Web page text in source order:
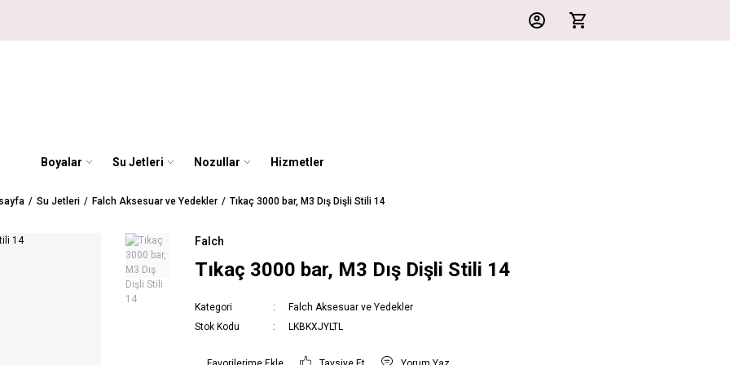
Boyalar Su Jetleri Nozullar Hizmetler
Su Jetleri Falch Aksesuar ve Yedekler Tıkaç 3000 bar, M3 Dış Dişli Stili 14
Falch
Tıkaç 3000 bar, M3 Dış Dişli Stili 14
Kategori
Falch Aksesuar ve Yedekler
Stok Kodu
LKBKXJYLTL